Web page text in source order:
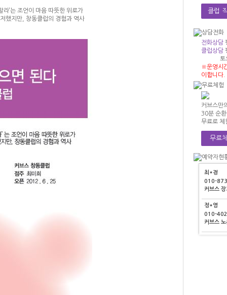
라’는 조언이 마음 따뜻한 위로가
했지만, 창동클럽의 경험과 역사
클럽
전화상담
클럽상담
토
※운영시
이합니다.
커브스만
30분 순
무료로 체
무료
정*영
010-
커브스
이*기
010-
커브스
김*순
커브스
최*경
010-
커브스
정*영
커브스
이*기